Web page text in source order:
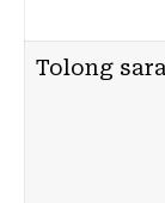
Tolong